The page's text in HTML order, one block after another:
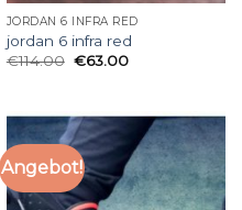
JORDAN 6 INFRA RED
jordan 6 infra red
€114.00 €63.00
Angebot!